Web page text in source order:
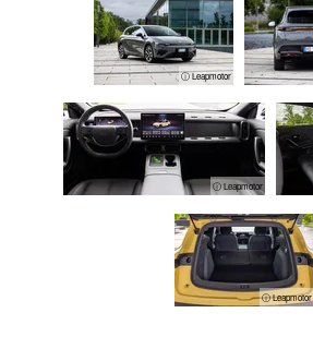
ⓘ Leapmotor
ⓘ Leapmotor
ⓘ Leapmotor